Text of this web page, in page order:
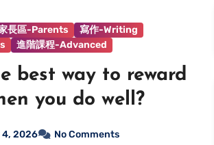
長區-Parents
寫作-Writing
進階課程-Advanced
best way to reward
you do well?
2026 No Comments